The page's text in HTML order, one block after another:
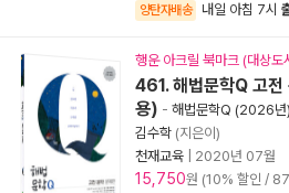
양탄자배송 내일 아침 7시
행운 아크릴 북마크 (대상도
461. 해법문학Q 고
용) - 해법문학Q (2026년)
김수학 (지은이)
천재교육
2020년 07월
15,750원 (10% 할인 /